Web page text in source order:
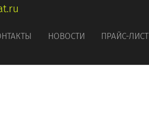
НОВОСТИ ПРАЙС-ЛИСТ